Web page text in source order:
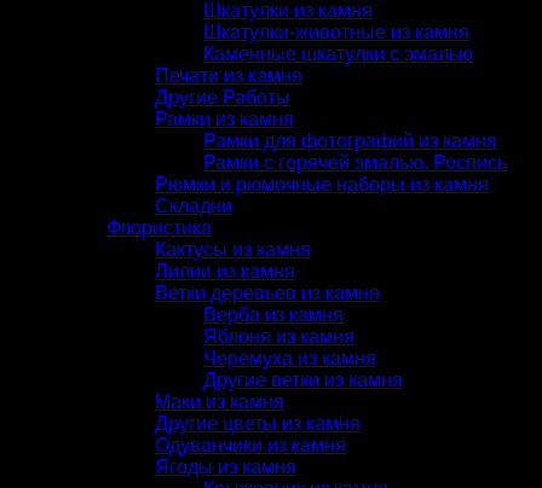
Шкатулки из камня
Шкатулки-животные из камня
Каменные шкатулки с эмалью
Печати из камня
Другие Работы
Рамки из камня
Рамки для фотографий из камня
Рамки с горячей эмалью. Роспись
Рюмки и рюмочные наборы из камня
Складни
Флористика
Кактусы из камня
Лилии из камня
Ветки деревьев из камня
Верба из камня
Яблоня из камня
Черемуха из камня
Другие ветки из камня
Маки из камня
Другие цветы из камня
Одуванчики из камня
Ягоды из камня